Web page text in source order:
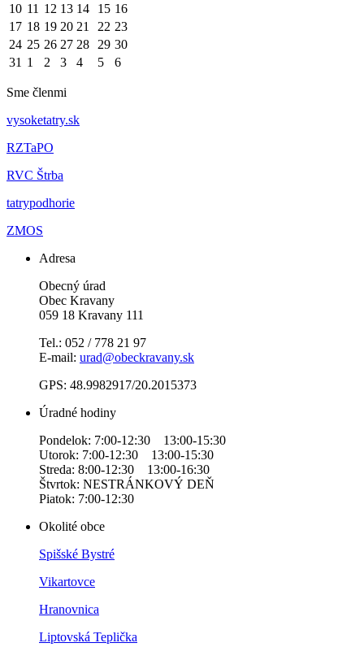
10 11 12 13 14 15 16
17 18 19 20 21 22 23
24 25 26 27 28 29 30
31 1 2 3 4 5 6
Sme členmi
vysoketatry.sk
RZTaPO
RVC Štrba
tatrypodhorie
ZMOS
Adresa
Obecný úrad
Obec Kravany
059 18 Kravany 111
Tel.: 052 / 778 21 97
E-mail: urad@obeckravany.sk
GPS: 48.9982917/20.2015373
Úradné hodiny
Pondelok: 7:00-12:30 13:00-15:30
Utorok: 7:00-12:30 13:00-15:30
Streda: 8:00-12:30 13:00-16:30
Štvrtok: NESTRÁNKOVÝ DEŇ
Piatok: 7:00-12:30
Okolité obce
Spišské Bystré
Vikartovce
Hranovnica
Liptovská Teplička